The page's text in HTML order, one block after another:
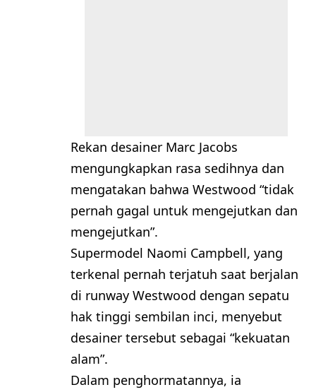
Rekan desainer Marc Jacobs
mengungkapkan rasa sedihnya dan
mengatakan bahwa Westwood “tidak
pernah gagal untuk mengejutkan dan
mengejutkan”.
Supermodel Naomi Campbell, yang
terkenal pernah terjatuh saat berjalan
di runway Westwood dengan sepatu
hak tinggi sembilan inci, menyebut
desainer tersebut sebagai “kekuatan
alam”.
Dalam penghormatannya, ia